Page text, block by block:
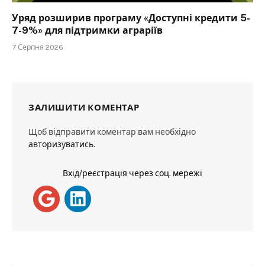
Уряд розширив програму «Доступні кредити 5-
7-9%» для підтримки аграріїв
7 Серпня 2026
ЗАЛИШИТИ КОМЕНТАР
Щоб відправити коментар вам необхідно
авторизуватись.
Вхід/реєстрація через соц. мережі